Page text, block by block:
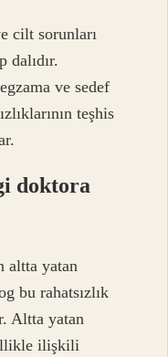
cilt sorunları
dalıdır.
ve sedef
teşhis
doktora
altta yatan
bu rahatsızlık
Altta yatan
ilişkili